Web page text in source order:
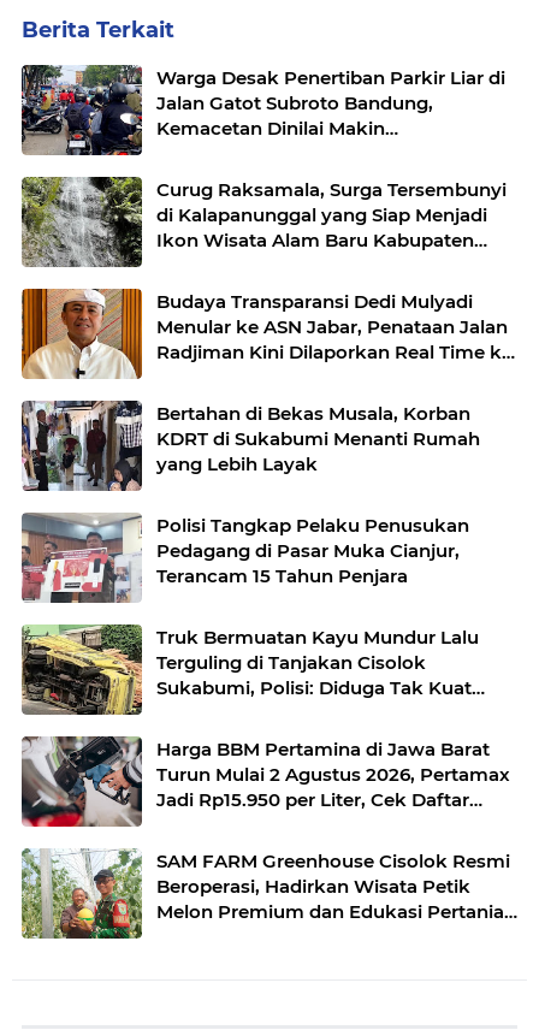
Berita Terkait
Warga Desak Penertiban Parkir Liar di
Jalan Gatot Subroto Bandung,
Kemacetan Dinilai Makin
Curug Raksamala, Surga Tersembunyi
di Kalapanunggal yang Siap Menjadi
Ikon Wisata Alam Baru Kabupaten
Budaya Transparansi Dedi Mulyadi
Menular ke ASN Jabar, Penataan Jalan
Radjiman Kini Dilaporkan Real Time ke
Bertahan di Bekas Musala, Korban
KDRT di Sukabumi Menanti Rumah
yang Lebih Layak
Polisi Tangkap Pelaku Penusukan
Pedagang di Pasar Muka Cianjur,
Terancam 15 Tahun Penjara
Truk Bermuatan Kayu Mundur Lalu
Terguling di Tanjakan Cisolok
Sukabumi, Polisi: Diduga Tak Kuat
Harga BBM Pertamina di Jawa Barat
Turun Mulai 2 Agustus 2026, Pertamax
Jadi Rp15.950 per Liter, Cek Daftar
SAM FARM Greenhouse Cisolok Resmi
Beroperasi, Hadirkan Wisata Petik
Melon Premium dan Edukasi Pertanian